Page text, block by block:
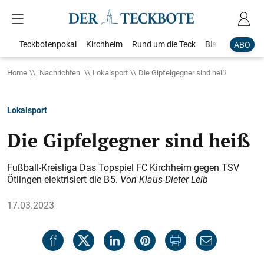
ABO
Teckbotenpokal Kirchheim Rund um die Teck Blaulicht
Home Nachrichten Lokalsport Die Gipfelgegner sind heiß
Lokalsport
Die Gipfelgegner sind heiß
Fußball-Kreisliga Das Topspiel FC Kirchheim gegen TSV
Ötlingen elektrisiert die B 5. Von Klaus-Dieter Leib
17.03.2023